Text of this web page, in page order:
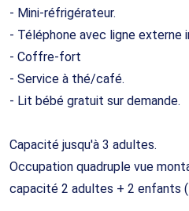
- Mini-réfrigérateur.
- Téléphone avec ligne externe
- Coffre-fort
- Service à thé/café.
- Lit bébé gratuit sur demande.
Capacité jusqu'à 3 adultes.
Occupation quadruple vue
capacité 2 adultes + 2 enfants